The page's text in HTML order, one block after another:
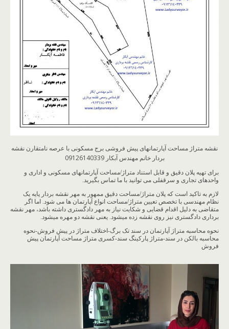
نقشه متراژ مساحت آپارتمانهای پیش فروشی برج مسکونی با عرصه نامتقارن نقشه
بردار خانم مهندس آبکار 09126140339
برای تهیه پلان دقیق و قابل استناد متراژ/مساحت آپارتمانهای مسکونی و اداری و
واحدهای تجاری و سرقفلی می توانید با ما تماس بگیرید.
لازم به تاکید است که پلان متراژ/مساحت دقیق ممهور به مهر نقشه بردار پایه یک
نظام مهندسی با تخصص تعیین متراژ/مساحت انواع آپارتمان ها می شود. اما اگر
متقاضی به دلیل اقدام قضایی و شکایت نیاز به مهر دادگستری داشته باشد، مهر نقشه
برداری دادگستری نیز روی نقشه زده میشود. یعنی نقشه دو مهره میشود.
نحوه محاسبه متراژ آپارتمان در سند تک برگ-اختلاف متراژ در پیش فروش-نحوه
محاسبه بالکن در سند-متراژ پارکینگ سند-کسری متراژ مساحت آپارتمان پیش
فروش